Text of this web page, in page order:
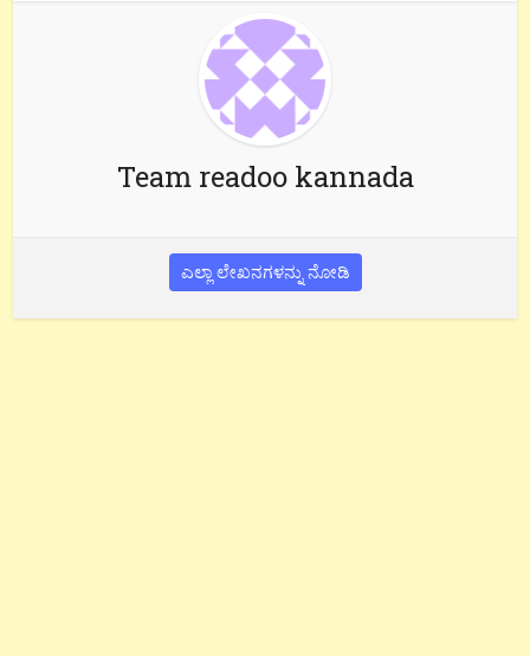
Team readoo kannada
ಎಲ್ಲಾ ಲೇಖನಗಳನ್ನು ನೋಡಿ